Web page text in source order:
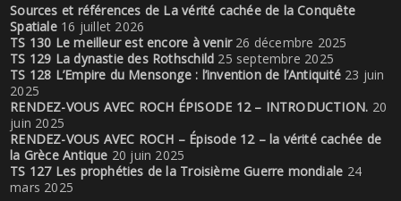
Sources et références de La vérité cachée de la Conquête
Spatiale 16 juillet 2026
TS 130 Le meilleur est encore à venir 26 décembre 2025
TS 129 La dynastie des Rothschild 25 septembre 2025
TS 128 L’Empire du Mensonge : l’invention de l’Antiquité 23 juin
2025
RENDEZ-VOUS AVEC ROCH ÉPISODE 12 – INTRODUCTION. 20
juin 2025
RENDEZ-VOUS AVEC ROCH – Épisode 12 – la vérité cachée de
la Grèce Antique 20 juin 2025
TS 127 Les prophéties de la Troisième Guerre mondiale 24
mars 2025